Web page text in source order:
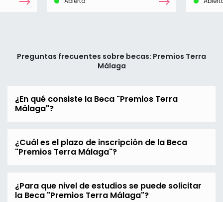
Preguntas frecuentes sobre becas: Premios Terra
Málaga
¿En qué consiste la Beca "Premios Terra
Málaga"?
¿Cuál es el plazo de inscripción de la Beca
"Premios Terra Málaga"?
¿Para que nivel de estudios se puede solicitar
la Beca "Premios Terra Málaga"?